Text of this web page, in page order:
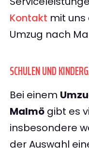
Kontakt mit
Umzug nach
SCHULEN UND
Bei einem
Malmö gibt es
insbesondere
der Auswahl